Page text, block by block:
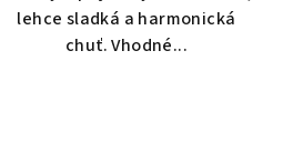
lehce sladká a harmonická
chuť. Vhodné...